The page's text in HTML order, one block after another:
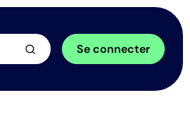
Se connecter
arrow_forward